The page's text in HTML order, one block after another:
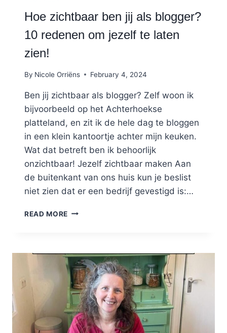
Hoe zichtbaar ben jij als blogger?
10 redenen om jezelf te laten
zien!
By Nicole Orriëns February 4, 2024
Ben jij zichtbaar als blogger? Zelf woon ik
bijvoorbeeld op het Achterhoekse
platteland, en zit ik de hele dag te bloggen
in een klein kantoortje achter mijn keuken.
Wat dat betreft ben ik behoorlijk
onzichtbaar! Jezelf zichtbaar maken Aan
de buitenkant van ons huis kun je beslist
niet zien dat er een bedrijf gevestigd is:…
READ MORE HOE
ALS
BLOGGER?
10
REDENEN
OM
JEZELF
TE
LATEN